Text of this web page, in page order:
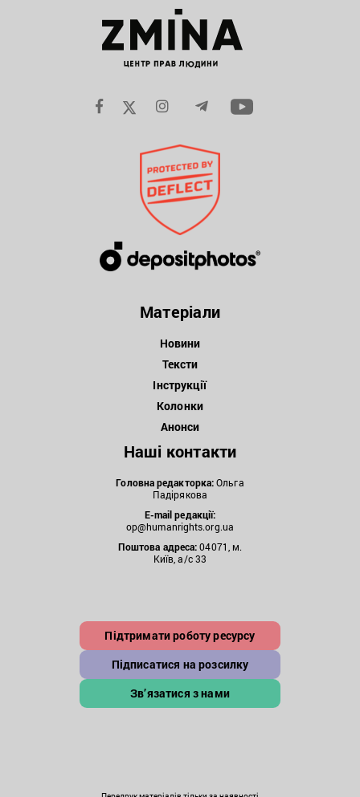
Матеріали
Новини
Тексти
Інструкції
Колонки
Анонси
Наші контакти
Головна редакторка:Ольга
Падірякова
E-mail редакції:
op@humanrights.org.ua
Поштова адреса:04071, м.
Київ, а/с 33
Підтримати роботу ресурсу
Підписатися на розсилку
Зв’язатися з нами